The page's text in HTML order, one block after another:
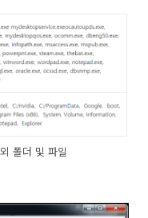
폴더 및 파일